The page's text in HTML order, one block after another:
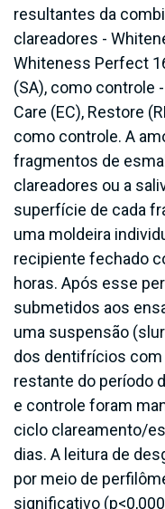
resultantes da
clareadores -
Whiteness Perfect
(SA), como controle
Care (EC), Restore
como controle. A
fragmentos de
clareadores ou a
superfície de cada
uma moldeira
recipiente fechado
horas. Após esse
submetidos aos
uma suspensão
dos dentifrícios com
restante do período
e controle foram
ciclo clareamento/
dias. A leitura de
por meio de
significativo